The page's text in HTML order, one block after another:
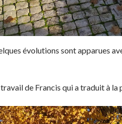
évolutions sont apparues
de Francis qui a traduit à